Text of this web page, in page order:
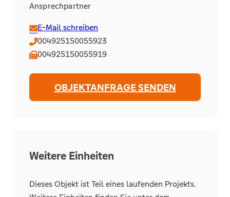
Ansprechpartner
E-Mail schreiben
004925150055923
004925150055919
OBJEKTANFRAGE SENDEN
Weitere Einheiten
Dieses Objekt ist Teil eines laufenden Projekts.